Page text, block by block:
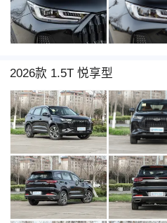
2026款 1.5T 悦享型